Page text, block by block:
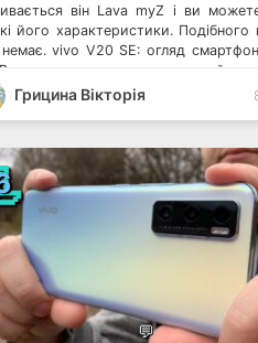
він Lava myZ і ви
його характеристики. Подібного
vivo V20 SE: огляд
зарядкою та стильним дизайном
A21s: огляд бюджетного
огляд вишуканого доступного
Грицина Вікторія
💬